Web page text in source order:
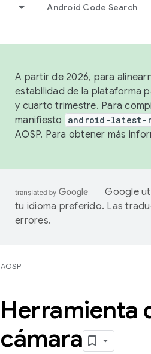
Android Code Search
A partir de 2026, para
estabilidad de la plataforma
y cuarto trimestre. Para
manifiesto
android-latest-
AOSP. Para obtener más
Google
tu idioma preferido. Las
errores.
AOSP
Herramienta
cámara